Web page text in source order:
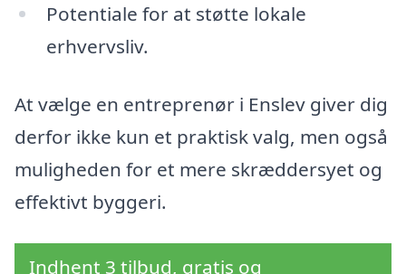
Potentiale for at støtte lokale
erhvervsliv.
At vælge en entreprenør i Enslev giver dig
derfor ikke kun et praktisk valg, men også
muligheden for et mere skræddersyet og
effektivt byggeri.
Indhent 3 tilbud, gratis og